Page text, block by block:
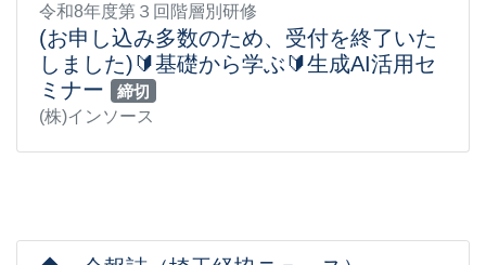
令和8年度第３回階層別研修
(お申し込み多数のため、受付を終了いた
しました)🔰基礎から学ぶ🔰生成AI活用セ
ミナー
締切
(株)インソース